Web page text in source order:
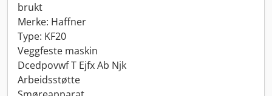
brukt
Merke: Haffner
Type: KF20
Veggfeste maskin
Dcedpovwf T Ejfx Ab Njk
Arbeidsstøtte